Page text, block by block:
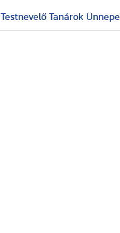
Testnevelő Tanárok Ünnepe